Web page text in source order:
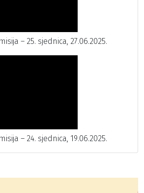
– 25. sjednica, 27.06.2025.
– 24. sjednica, 19.06.2025.